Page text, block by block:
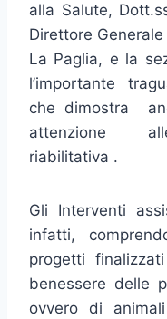
alla Salute,
Direttore
La Paglia, e la
l’importante
che dimostra
attenzione
riabilitativa .
Gli Interventi
infatti,
progetti
benessere delle
ovvero di